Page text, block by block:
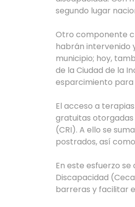
segundo lugar
Otro componente
habrán intervenido
municipio; hoy,
de la Ciudad de la
esparcimiento para
El acceso a
gratuitas otorgadas
(CRI). A ello se
postrados, así
En este esfuerzo
Discapacidad
barreras y facilitar